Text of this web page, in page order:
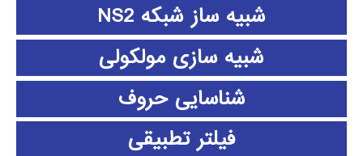
شبیه ساز شبکه NS2
شبیه سازی مولکولی
شناسایی حروف
فیلتر تطبیقی